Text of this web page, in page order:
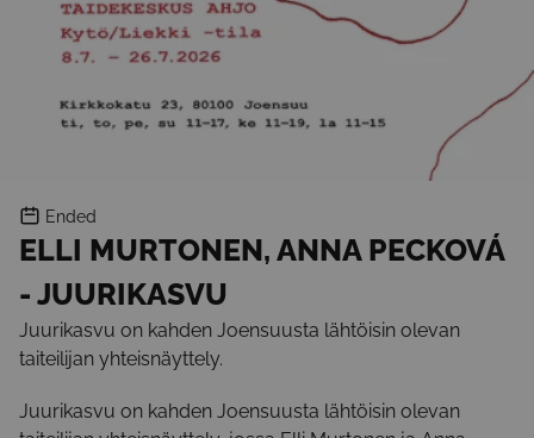
Ended
ELLI MURTONEN, ANNA PECKOVÁ
- JUURIKASVU
Juurikasvu on kahden Joensuusta lähtöisin olevan
taiteilijan yhteisnäyttely.
Juurikasvu on kahden Joensuusta lähtöisin olevan